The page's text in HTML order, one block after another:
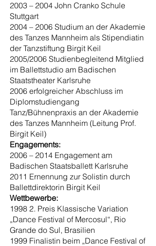
2003 – 2004 John Cranko Schule
Stuttgart
2004 – 2006 Studium an der Akademie
des Tanzes Mannheim als Stipendiatin
der Tanzstiftung Birgit Keil
2005/2006 Studienbegleitend Mitglied
im Ballettstudio am Badischen
Staatstheater Karlsruhe
2006 erfolgreicher Abschluss im
Diplomstudiengang
Tanz/Bühnenpraxis an der Akademie
des Tanzes Mannheim (Leitung Prof.
Birgit Keil)
Engagements:
2006 – 2014 Engagement am
Badischen Staatsballett Karlsruhe
2011 Ernennung zur Solistin durch
Ballettdirektorin Birgit Keil
Wettbewerbe:
1998 2. Preis Klassische Variation
„Dance Festival of Mercosul“, Rio
Grande do Sul, Brasilien
1999 Finalistin beim „Dance Festival of